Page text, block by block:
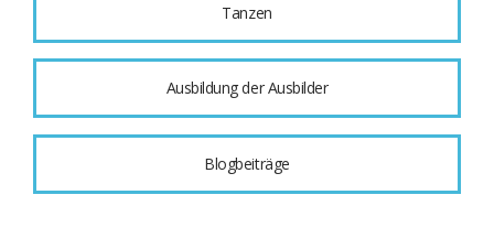
Tanzen
Ausbildung der Ausbilder
Blogbeiträge